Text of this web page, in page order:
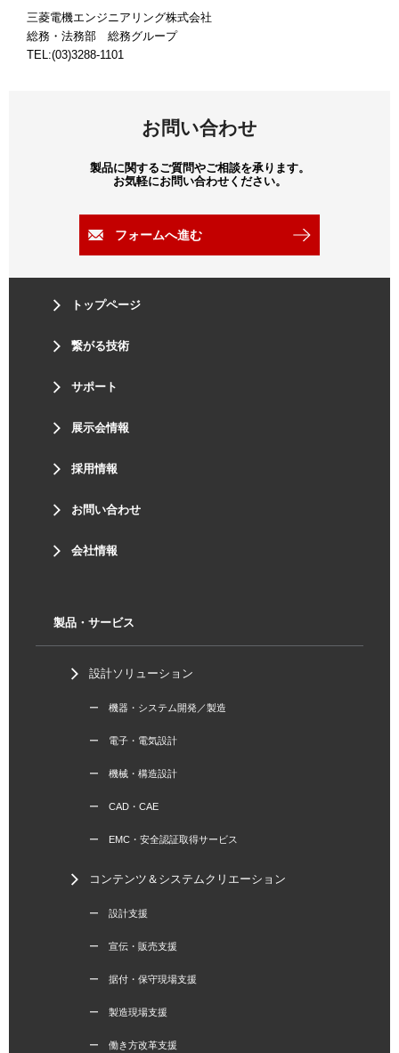
三菱電機エンジニアリング株式会社
総務・法務部 総務グループ
TEL:(03)3288-1101
お問い合わせ
製品に関するご質問やご相談を承ります。
お気軽にお問い合わせください。
フォームへ進む
トップページ
繋がる技術
サポート
展示会情報
採用情報
お問い合わせ
会社情報
製品・サービス
設計ソリューション
ー 機器・システム開発／製造
ー 電子・電気設計
ー 機械・構造設計
ー CAD・CAE
ー EMC・安全認証取得サービス
コンテンツ＆システムクリエーション
ー 設計支援
ー 宣伝・販売支援
ー 据付・保守現場支援
ー 製造現場支援
ー 働き方改革支援